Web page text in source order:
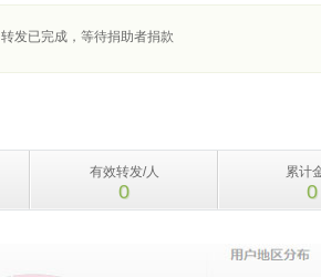
转发已完成，等待捐助者捐款
有效转发/人
0
累计
0